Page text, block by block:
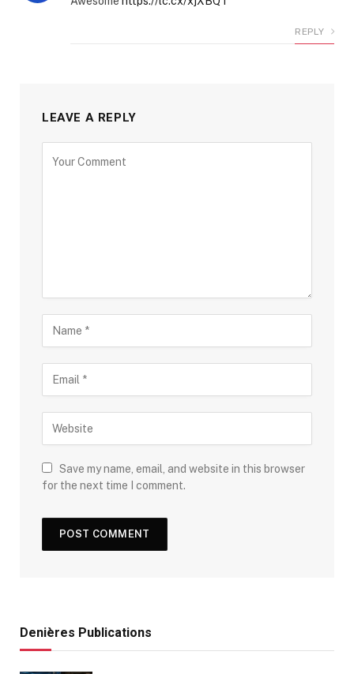
REPLY
LEAVE A REPLY
Save my name, email, and website in this browser
for the next time I comment.
Denières Publications